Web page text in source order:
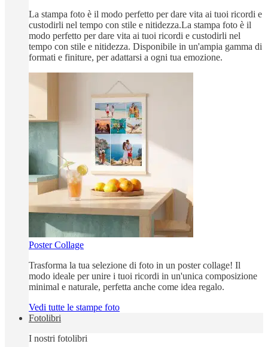
La stampa foto è il modo perfetto per dare vita ai tuoi ricordi e
custodirli nel tempo con stile e nitidezza.La stampa foto è il
modo perfetto per dare vita ai tuoi ricordi e custodirli nel
tempo con stile e nitidezza. Disponibile in un'ampia gamma di
formati e finiture, per adattarsi a ogni tua emozione.
Poster Collage
Trasforma la tua selezione di foto in un poster collage! Il
modo ideale per unire i tuoi ricordi in un'unica composizione
minimal e naturale, perfetta anche come idea regalo.
Vedi tutte le stampe foto
Fotolibri
I nostri fotolibri